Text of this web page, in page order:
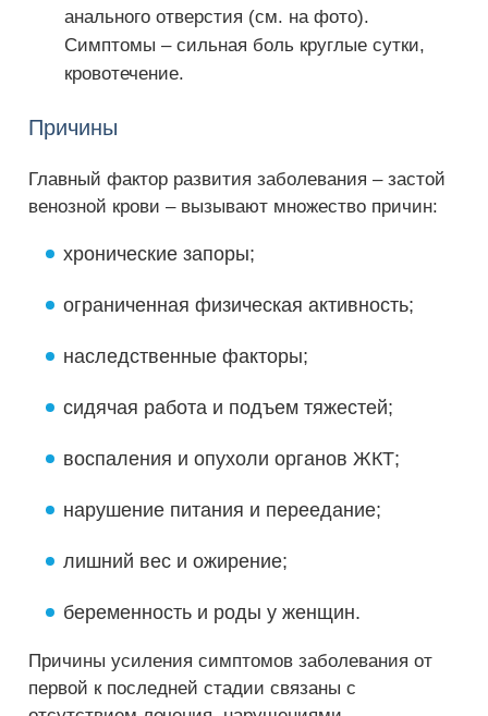
анального отверстия (см. на фото).
Симптомы – сильная боль круглые сутки,
кровотечение.
Причины
Главный фактор развития заболевания – застой
венозной крови – вызывают множество причин:
хронические запоры;
ограниченная физическая активность;
наследственные факторы;
сидячая работа и подъем тяжестей;
воспаления и опухоли органов ЖКТ;
нарушение питания и переедание;
лишний вес и ожирение;
беременность и роды у женщин.
Причины усиления симптомов заболевания от
первой к последней стадии связаны с